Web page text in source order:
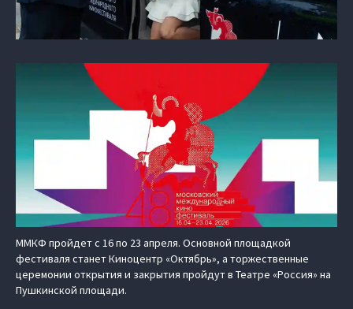
ММКФ пройдет с 16 по 23 апреля. Основной площадкой
фестиваля станет Киноцентр «Октябрь», а торжественные
церемонии открытия и закрытия пройдут в Театре «Россия» на
Пушкинской площади.